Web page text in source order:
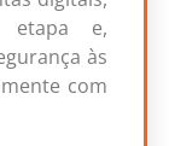
etapa e,
às
com